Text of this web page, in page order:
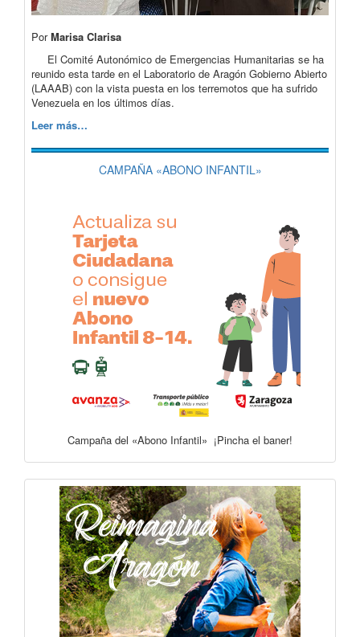
PorMarisa Clarisa
El Comité Autonómico de Emergencias Humanitarias se ha
reunido esta tarde en el Laboratorio de Aragón Gobierno Abierto
(LAAAB) con la vista puesta en los terremotos que ha sufrido
Venezuela en los últimos días.
Leer más…
CAMPAÑA «ABONO INFANTIL»
Campaña del «Abono Infantil» ¡Pincha el baner!